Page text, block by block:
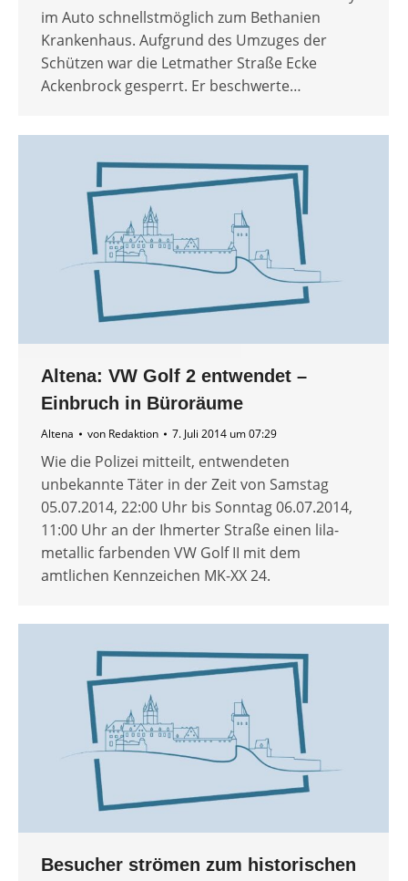
im Auto schnellstmöglich zum Bethanien
Krankenhaus. Aufgrund des Umzuges der
Schützen war die Letmather Straße Ecke
Ackenbrock gesperrt. Er beschwerte…
Altena: VW Golf 2 entwendet –
Einbruch in Büroräume
Altena von Redaktion 7. Juli 2014 um 07:29
Wie die Polizei mitteilt, entwendeten
unbekannte Täter in der Zeit von Samstag
05.07.2014, 22:00 Uhr bis Sonntag 06.07.2014,
11:00 Uhr an der Ihmerter Straße einen lila-
metallic farbenden VW Golf II mit dem
amtlichen Kennzeichen MK-XX 24.
Besucher strömen zum historischen